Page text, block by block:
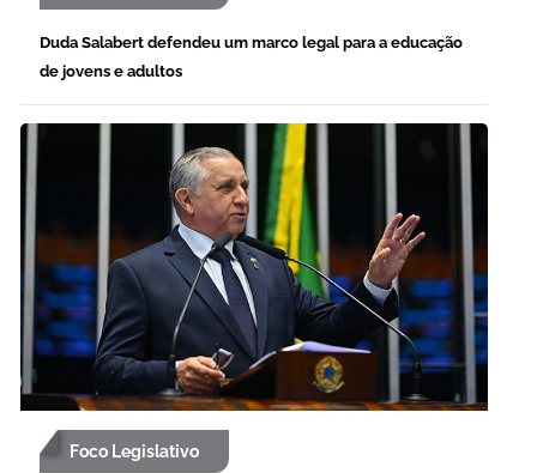
Duda Salabert defendeu um marco legal para a educação
de jovens e adultos
Foco Legislativo